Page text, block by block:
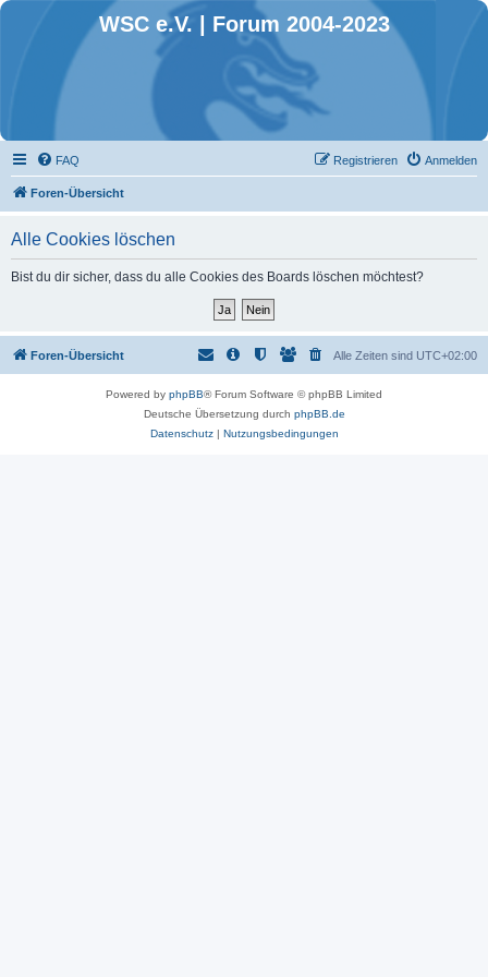
WSC e.V. | Forum 2004-2023
FAQ Anmelden
Registrieren
Foren-Übersicht
Alle Cookies löschen
Bist du dir sicher, dass du alle Cookies des Boards löschen möchtest?
Foren-Übersicht Alle Zeiten sind UTC+02:00
Powered by phpBB® Forum Software © phpBB Limited
Deutsche Übersetzung durch phpBB.de
Datenschutz| Nutzungsbedingungen